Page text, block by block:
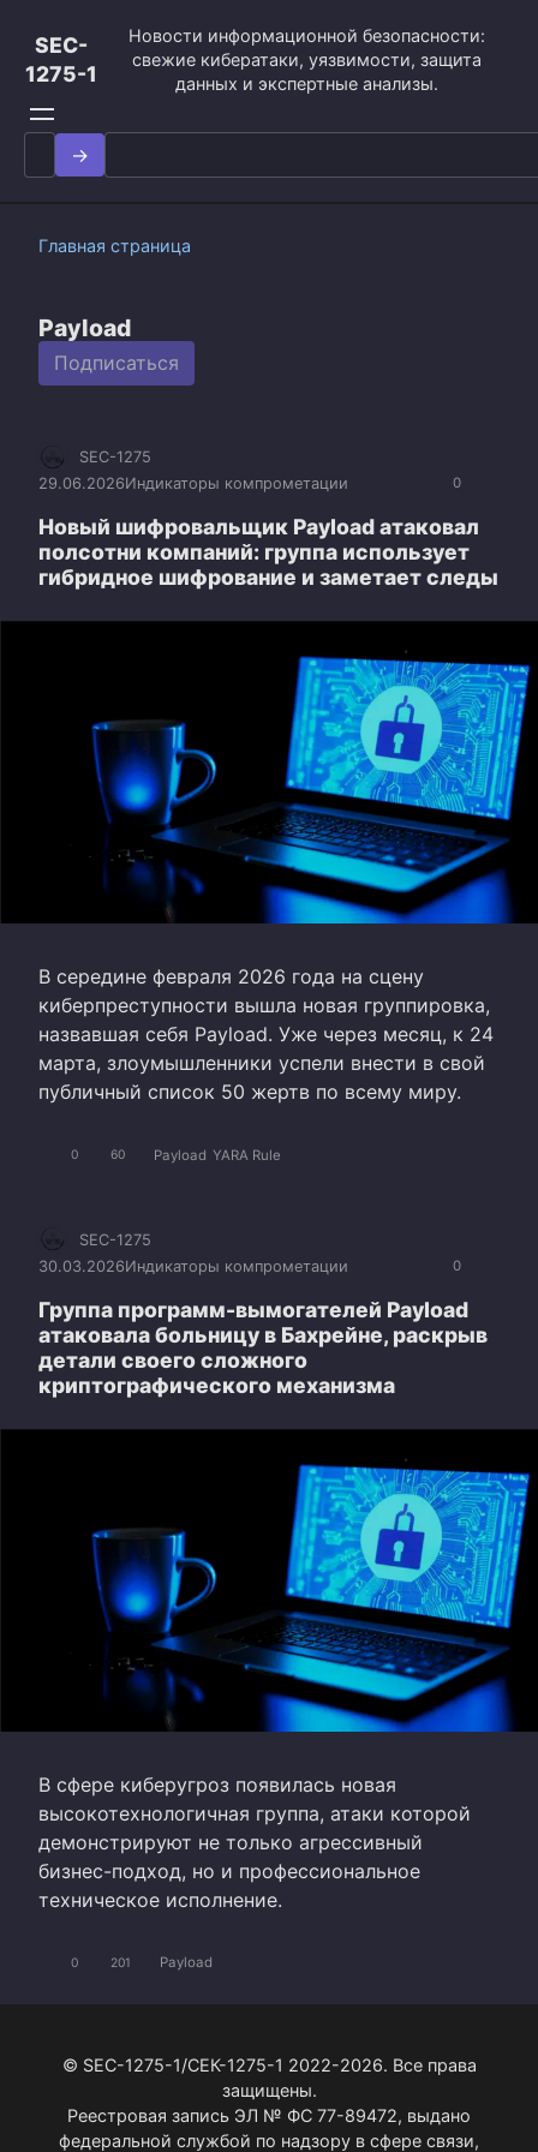
контенту
SEC-
1275-1
Новости информационной безопасности:
свежие кибератаки, уязвимости, защита
данных и экспертные анализы.
Search
for:
Главная страница
Payload
Подписаться
0
SEC-1275
29.06.2026Индикаторы компрометации
Новый шифровальщик Payload атаковал
полсотни компаний: группа использует
гибридное шифрование и заметает следы
В середине февраля 2026 года на сцену
киберпреступности вышла новая группировка,
назвавшая себя Payload. Уже через месяц, к 24
марта, злоумышленники успели внести в свой
публичный список 50 жертв по всему миру.
0 60 Payload YARA Rule
0
SEC-1275
30.03.2026Индикаторы компрометации
Группа программ-вымогателей Payload
атаковала больницу в Бахрейне, раскрыв
детали своего сложного
криптографического механизма
В сфере киберугроз появилась новая
высокотехнологичная группа, атаки которой
демонстрируют не только агрессивный
бизнес-подход, но и профессиональное
техническое исполнение.
0 201 Payload
© SEC-1275-1/СЕК-1275-1 2022-2026. Все права
защищены.
Реестровая запись ЭЛ № ФС 77-89472, выдано
федеральной службой по надзору в сфере связи,